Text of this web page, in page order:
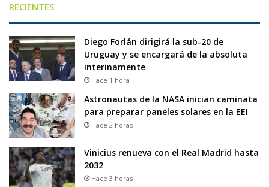
RECIENTES
Diego Forlán dirigirá la sub-20 de
Uruguay y se encargará de la absoluta
interinamente
Hace 1 hora
Astronautas de la NASA inician caminata
para preparar paneles solares en la EEI
Hace 2 horas
Vinicius renueva con el Real Madrid hasta
2032
Hace 3 horas